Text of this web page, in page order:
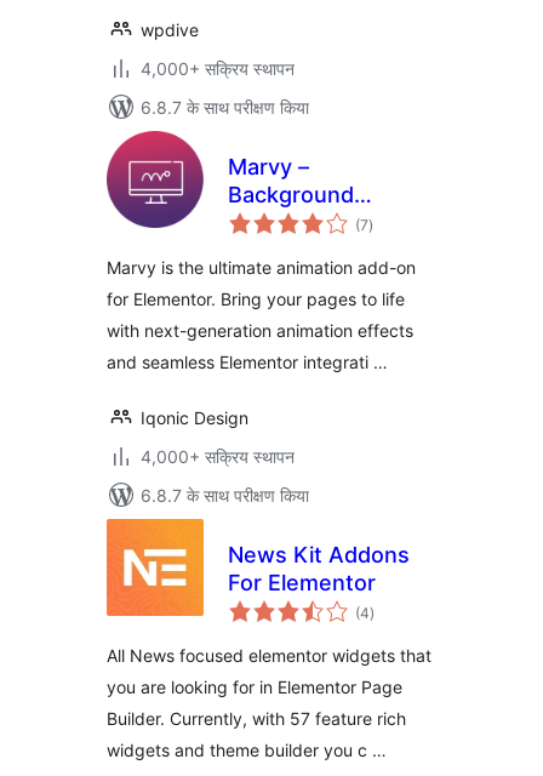
wpdive
4,000+ सक्रिय स्थापन
6.8.7 के साथ परीक्षण किया
Marvy –
Background
Animations for
(7कुल
दर)
Marvy is the ultimate animation add-on
for Elementor. Bring your pages to life
with next-generation animation effects
and seamless Elementor integrati …
Iqonic Design
4,000+ सक्रिय स्थापन
6.8.7 के साथ परीक्षण किया
News Kit Addons
For Elementor
(4कुल
दर)
All News focused elementor widgets that
you are looking for in Elementor Page
Builder. Currently, with 57 feature rich
widgets and theme builder you c …